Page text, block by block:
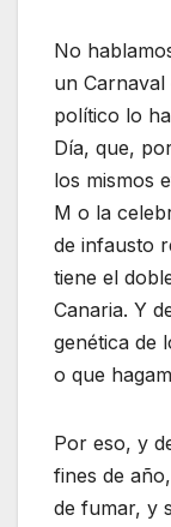
No
un
político lo
Día, que,
los mismos
M o la
de infausto
tiene el
Canaria. Y
genética de
o que
Por eso, y
fines de
de fumar, y